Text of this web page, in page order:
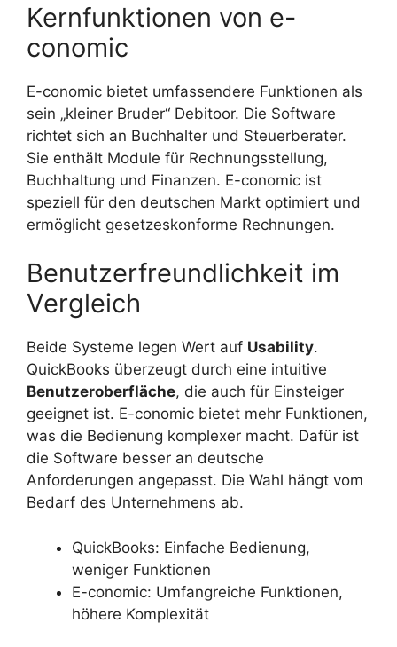
Kernfunktionen von e-
conomic
E-conomic bietet umfassendere Funktionen als
sein „kleiner Bruder“ Debitoor. Die Software
richtet sich an Buchhalter und Steuerberater.
Sie enthält Module für Rechnungsstellung,
Buchhaltung und Finanzen. E-conomic ist
speziell für den deutschen Markt optimiert und
ermöglicht gesetzeskonforme Rechnungen.
Benutzerfreundlichkeit im
Vergleich
Beide Systeme legen Wert auf Usability.
QuickBooks überzeugt durch eine intuitive
Benutzeroberfläche, die auch für Einsteiger
geeignet ist. E-conomic bietet mehr Funktionen,
was die Bedienung komplexer macht. Dafür ist
die Software besser an deutsche
Anforderungen angepasst. Die Wahl hängt vom
Bedarf des Unternehmens ab.
QuickBooks: Einfache Bedienung,
weniger Funktionen
E-conomic: Umfangreiche Funktionen,
höhere Komplexität